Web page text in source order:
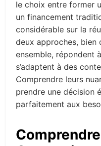
le choix entre former
un financement
considérable sur la
deux approches, bien
ensemble, répondent
s’adaptent à des
Comprendre leurs
prendre une décision
parfaitement aux